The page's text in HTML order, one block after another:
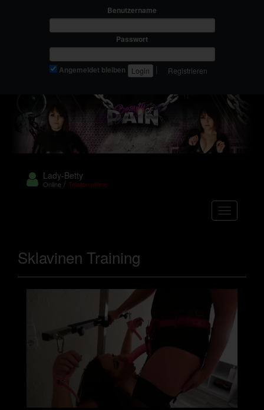
Benutzername
Passwort
Angemeldet bleiben Registrieren
Lady-Betty
Online /Telefon offline
Sklavinen Training